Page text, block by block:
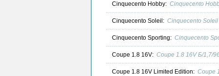
Cinquecento Hobby: Cinquecento
Cinquecento Soleil: Cinquecento
Cinquecento Sporting: Cinquecento
Coupe 1.8 16V: Coupe 1.8 16V Б/1,7/
Coupe 1.8 16V Limited Edition: Coupe